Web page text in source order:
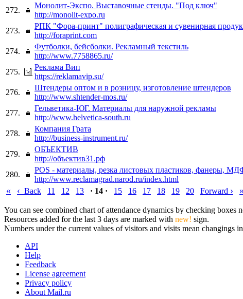
272.
Монолит-Экспо. Выставочные стенды. "Под ключ"
http://monolit-expo.ru
273.
РПК "Фора-принт" полиграфическая и сувенирная
http://foraprint.com
274.
Футболки, бейсболки. Рекламный текстиль
http://www.7758865.ru/
275.
Реклама Вип
https://reklamavip.su/
276.
Штендеры оптом и в розницу, изготовление штендеров
http://www.shtender-mos.ru/
277.
Гельветика-ЮГ. Материалы для наружной рекламы
http://www.helvetica-south.ru
278.
Компания Грата
http://business-instrument.ru/
279.
ОБЪЕКТИВ
http://объектив31.рф
280.
POS - материалы, резка листовых пластиков, фанеры,
http://www.reclamagrad.narod.ru/index.html
« ‹ Back 11 12 13 · 14 · 15 16 17 18 19 20 Forward › »
You can see combined chart of attendance dynamics by checking boxes
Resources added for the last 3 days are marked with new! sign.
Numbers under the current values of visitors and visits mean changings
API
Help
Feedback
License agreement
Privacy policy
About Mail.ru